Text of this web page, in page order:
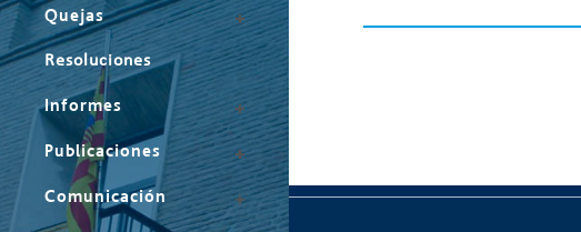
Quejas
Resoluciones
Informes
Publicaciones
Comunicación